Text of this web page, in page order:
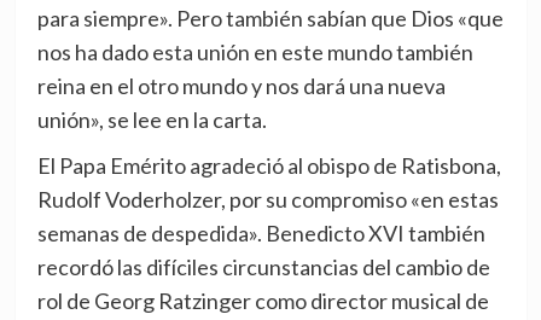
para siempre». Pero también sabían que Dios «que
nos ha dado esta unión en este mundo también
reina en el otro mundo y nos dará una nueva
unión», se lee en la carta.
El Papa Emérito agradeció al obispo de Ratisbona,
Rudolf Voderholzer, por su compromiso «en estas
semanas de despedida». Benedicto XVI también
recordó las difíciles circunstancias del cambio de
rol de Georg Ratzinger como director musical de